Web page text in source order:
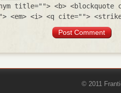
title=""> <b> <blockquote
<em> <i> <q cite="">
© 2011